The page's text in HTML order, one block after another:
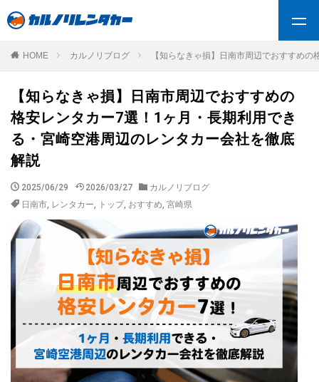
HOME カルノリブログ 【知らなきゃ損】日南市周辺でおすすめ
【知らなきゃ損】日南市周辺でおすすめの
格安レンタカー7選！1ヶ月・長期利用でき
る・宮崎空港周辺のレンタカー会社を徹底
解説
2025/06/29 2026/03/27
カルノリブログ
日南市, レンタカー, トップ, おすすめ, 宮崎県